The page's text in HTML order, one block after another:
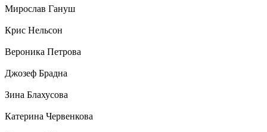
Мирослав Гануш
Крис Нельсон
Вероника Петрова
Джозеф Брадна
Зина Блахусова
Катерина Червенкова